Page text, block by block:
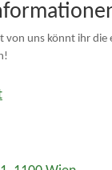
von uns könnt ihr die